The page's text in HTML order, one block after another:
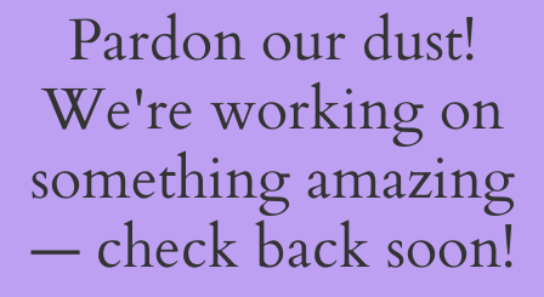
Pardon our dust!
We're working on
something amazing
— check back soon!